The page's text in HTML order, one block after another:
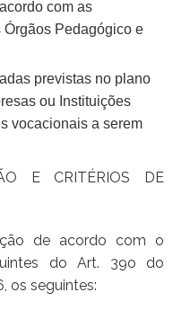
com as
Pedagógico e
previstas no plano
ou Instituições
vocacionais a serem
E CRITÉRIOS DE
de acordo com o
do Art. 39o do
os seguintes: